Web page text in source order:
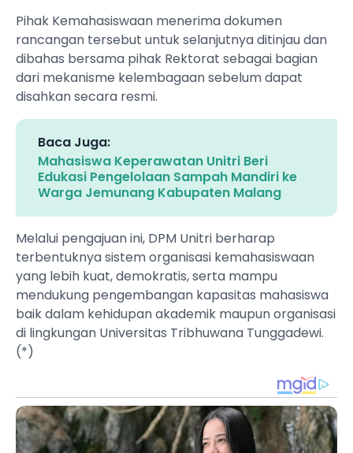
Pihak Kemahasiswaan menerima dokumen
rancangan tersebut untuk selanjutnya ditinjau dan
dibahas bersama pihak Rektorat sebagai bagian
dari mekanisme kelembagaan sebelum dapat
disahkan secara resmi.
Baca Juga:
Mahasiswa Keperawatan Unitri Beri
Edukasi Pengelolaan Sampah Mandiri ke
Warga Jemunang Kabupaten Malang
Melalui pengajuan ini, DPM Unitri berharap
terbentuknya sistem organisasi kemahasiswaan
yang lebih kuat, demokratis, serta mampu
mendukung pengembangan kapasitas mahasiswa
baik dalam kehidupan akademik maupun organisasi
di lingkungan Universitas Tribhuwana Tunggadewi.
(*)